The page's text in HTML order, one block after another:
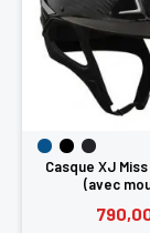
Casque XJ
(avec